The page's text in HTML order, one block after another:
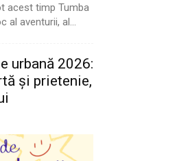
acest timp Tumba
aventurii, al...
urbană 2026:
și prietenie,